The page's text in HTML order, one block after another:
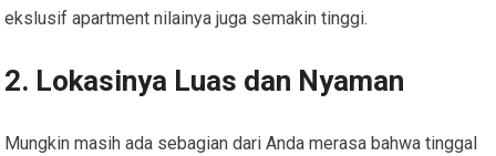
ekslusif apartment nilainya juga semakin tinggi.
2. Lokasinya Luas dan Nyaman
Mungkin masih ada sebagian dari Anda merasa bahwa tinggal